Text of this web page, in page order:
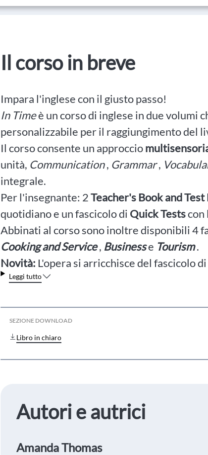
Il corso in breve
Impara l'inglese con il giusto passo!
In Timeè un corso di inglese in due volumi
personalizzabile per il raggiungimento del
Il corso consente un approccio
unità, Communication, Grammar,
integrale.
Per l'insegnante: 2Teacher's Book and Test
quotidiano e un fascicolo di Quick Testscon
Abbinati al corso sono inoltre disponibili 4
Cooking and Service, Businesse Tourism.
Novità: L'opera si arricchisce del fascicolo
Leggi tutto
SEZIONE DOWNLOAD
Libro in chiaro
Autori e autrici
Amanda Thomas